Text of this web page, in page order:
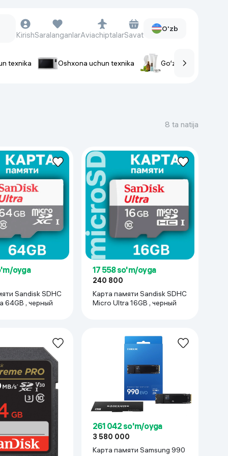
Fitnes-brasletlar
Soat kamarlari
Foto apparatlari va Video-
kameralar
Fotoapparatlari
Kameralar
KirishSaralanganlarAviachiptalarSavat
O'zb
texnika Oshxona uchun texnika Go‘zallik va parvarish
8 ta natija
oyga
Sandisk SDHC
64GB , черный
17 558 so'm/oyga
240 800
Карта памяти Sandisk SDHC
Micro Ultra 16GB , черный
261 042 so'm/oyga
3 580 000
Карта памяти Samsung 990